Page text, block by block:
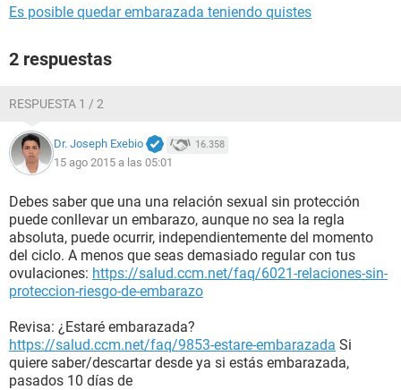
Es posible quedar embarazada teniendo quistes
2 respuestas
RESPUESTA 1 / 2
Dr. Joseph Exebio 16.358
15 ago 2015 a las 05:01
Debes saber que una una relación sexual sin protección
puede conllevar un embarazo, aunque no sea la regla
absoluta, puede ocurrir, independientemente del momento
del ciclo. A menos que seas demasiado regular con tus
ovulaciones: https://salud.ccm.net/faq/6021-relaciones-sin-
proteccion-riesgo-de-embarazo
Revisa: ¿Estaré embarazada?
https://salud.ccm.net/faq/9853-estare-embarazada Si
quiere saber/descartar desde ya si estás embarazada,
pasados 10 días de